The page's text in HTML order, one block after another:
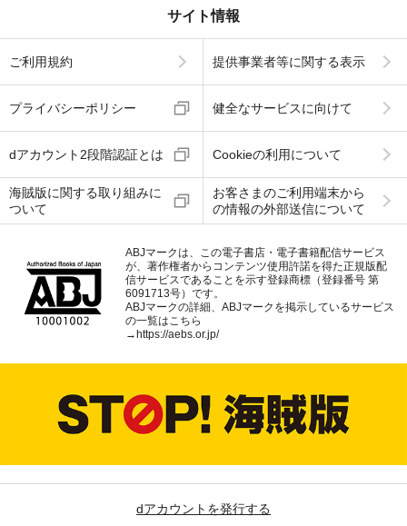
サイト情報
ご利用規約 提供事業者等に関する表示
プライバシーポリシー 健全なサービスに向けて
dアカウント2段階認証とは Cookieの利用について
海賊版に関する取り組みに
ついて
お客さまのご利用端末から
の情報の外部送信について
ABJマークは、この電子書店・電子書籍配信サービス
が、著作権者からコンテンツ使用許諾を得た正規版配
信サービスであることを示す登録商標（登録番号 第
6091713号）です。
ABJマークの詳細、ABJマークを掲示しているサービス
の一覧はこちら
→https://aebs.or.jp/
dアカウントを発行する